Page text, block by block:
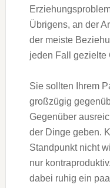
Übrigens, an der
der meiste
jeden Fall gezielte
Sie sollten Ihrem
großzügig
Gegenüber
der Dinge geben.
Standpunkt nicht
nur
dabei ruhig ein